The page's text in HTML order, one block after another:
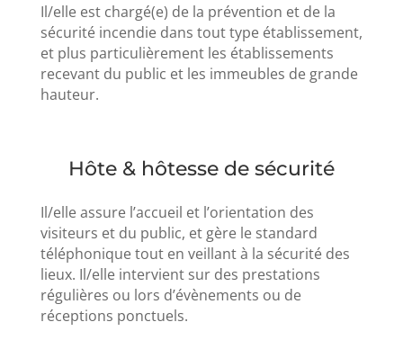
Il/elle est chargé(e) de la prévention et de la
sécurité incendie dans tout type établissement,
et plus particulièrement les établissements
recevant du public et les immeubles de grande
hauteur.
Hôte & hôtesse de sécurité
Il/elle assure l’accueil et l’orientation des
visiteurs et du public, et gère le standard
téléphonique tout en veillant à la sécurité des
lieux. Il/elle intervient sur des prestations
régulières ou lors d’évènements ou de
réceptions ponctuels.